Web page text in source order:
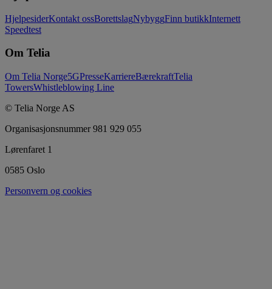
HjelpesiderKontakt ossBorettslagNybyggFinn butikkInternett
Speedtest
Om Telia
Om Telia Norge5GPresseKarriereBærekraftTelia
TowersWhistleblowing Line
© Telia Norge AS
Organisasjonsnummer 981 929 055
Lørenfaret 1
0585 Oslo
Personvern og cookies